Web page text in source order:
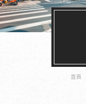
首頁